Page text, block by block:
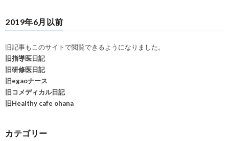
2019年6月以前
旧記事もこのサイトで閲覧できるようになりました。
旧指導医日記
旧研修医日記
旧egaoナース
旧コメディカル日記
旧Healthy cafe ohana
カテゴリー